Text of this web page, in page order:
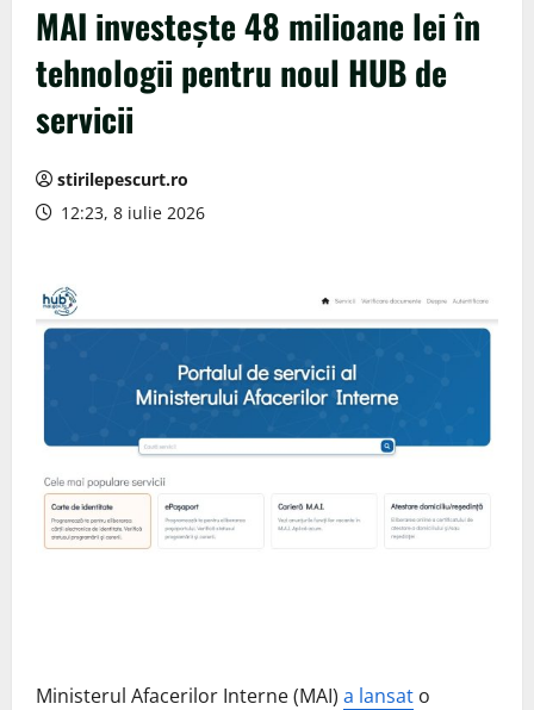
MAI investește 48 milioane lei în
tehnologii pentru noul HUB de
servicii
stirilepescurt.ro
12:23, 8 iulie 2026
Ministerul Afacerilor Interne (MAI) a lansat o